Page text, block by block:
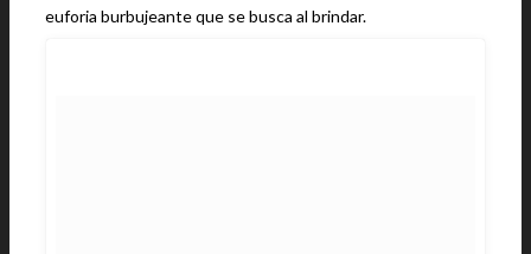
euforia burbujeante que se busca al brindar.